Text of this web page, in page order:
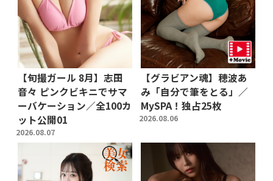
【旬撮ガール 8月】志田
音々 ピンクビキニでサマ
ーバケーション／全100カ
ット公開01
2026.08.07
【グラビアン魂】穂波あ
み「自分で筆をとる」／
MySPA！独占25枚
2026.08.06